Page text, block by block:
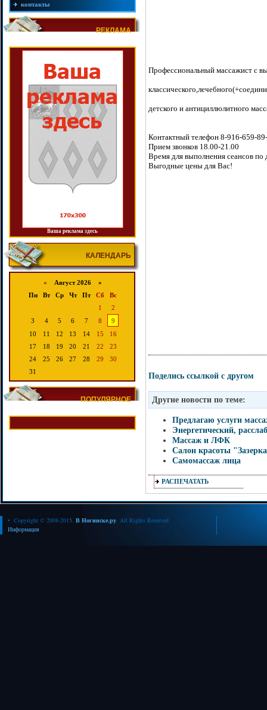
контакты
РЕКЛАМА
Ваша реклама здесь
КАЛЕНДАРЬ
« Август 2026 »
Пн
Вт Ср Чт Пт Сб
Вс
1
2
3
4 5 6 7 8
9
10
11 12 13 14 15
16
17
18 19 20 21 22
23
24
25 26 27 28 29
30
31
ПОПУЛЯРНОЕ
Профессиональный массажист с
детского и антициллюлитного
Контактный телефон 8-916-659-
Прием звонков 18.00-21.00
Время для выполнения сеансов по
Выгодные цены для Вас!
Поделись ссылкой с другом
Другие новости по теме:
Предлагаю услуги
Энергетический,
Массаж и ЛФК
Салон красоты
Самомассаж лица
РАСПЕЧАТАТЬ
• Copyright © 2008-2015. В Ногинске.ру. All Rights Reserved
Информация